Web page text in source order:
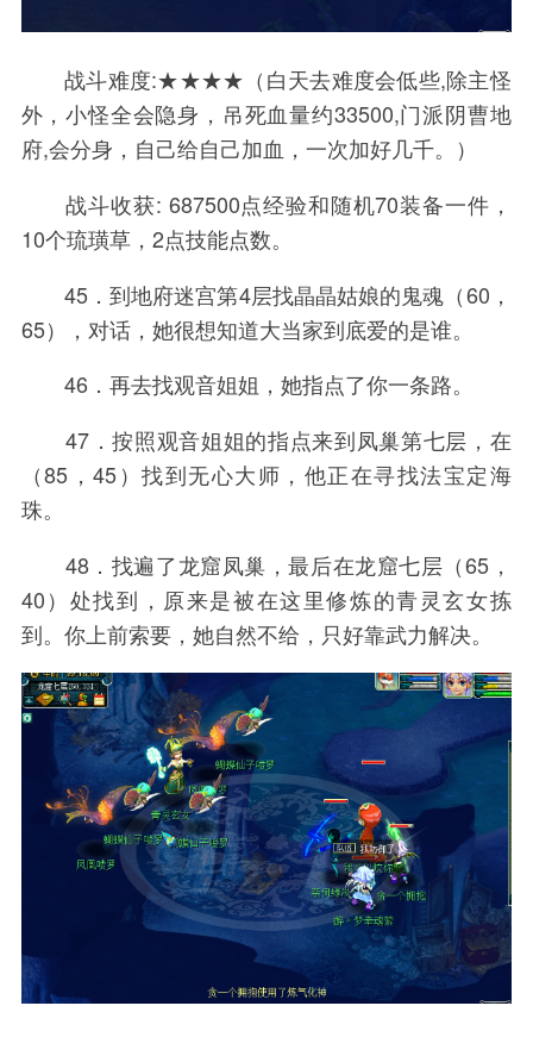
战斗难度:★★★★（白天去难度会低些,除主怪
外，小怪全会隐身，吊死血量约33500,门派阴曹地
府,会分身，自己给自己加血，一次加好几千。）
战斗收获: 687500点经验和随机70装备一件，
10个琉璜草，2点技能点数。
45．到地府迷宫第4层找晶晶姑娘的鬼魂（60，
65），对话，她很想知道大当家到底爱的是谁。
46．再去找观音姐姐，她指点了你一条路。
47．按照观音姐姐的指点来到凤巢第七层，在
（85，45）找到无心大师，他正在寻找法宝定海
珠。
48．找遍了龙窟凤巢，最后在龙窟七层（65，
40）处找到，原来是被在这里修炼的青灵玄女拣
到。你上前索要，她自然不给，只好靠武力解决。